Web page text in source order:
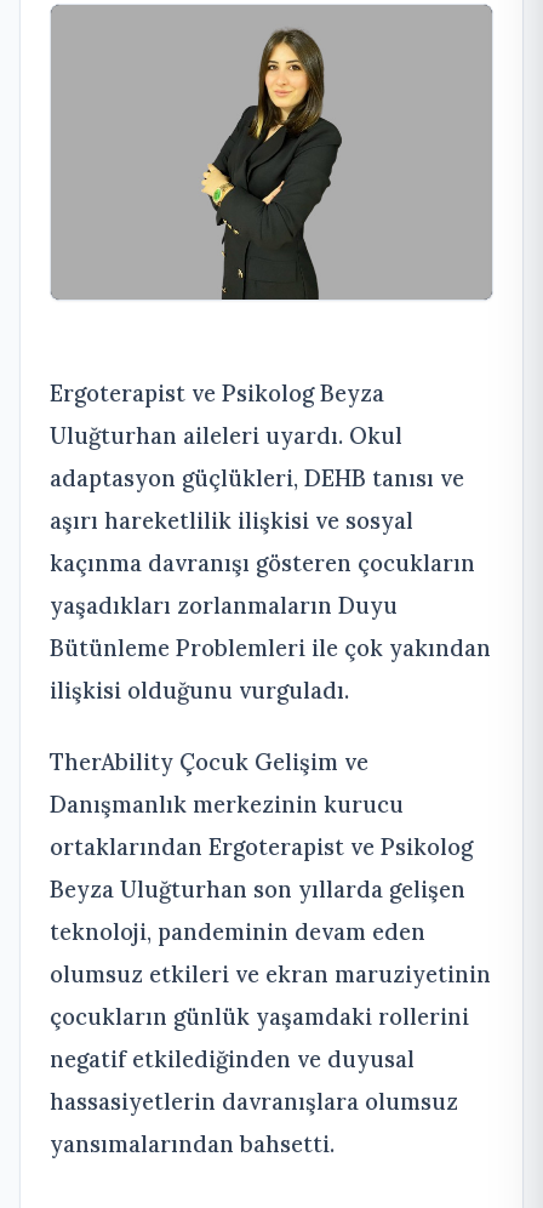
Ergoterapist ve Psikolog Beyza
Uluğturhan aileleri uyardı. Okul
adaptasyon güçlükleri, DEHB tanısı ve
aşırı hareketlilik ilişkisi ve sosyal
kaçınma davranışı gösteren çocukların
yaşadıkları zorlanmaların Duyu
Bütünleme Problemleri ile çok yakından
ilişkisi olduğunu vurguladı.
TherAbility Çocuk Gelişim ve
Danışmanlık merkezinin kurucu
ortaklarından Ergoterapist ve Psikolog
Beyza Uluğturhan son yıllarda gelişen
teknoloji, pandeminin devam eden
olumsuz etkileri ve ekran maruziyetinin
çocukların günlük yaşamdaki rollerini
negatif etkilediğinden ve duyusal
hassasiyetlerin davranışlara olumsuz
yansımalarından bahsetti.